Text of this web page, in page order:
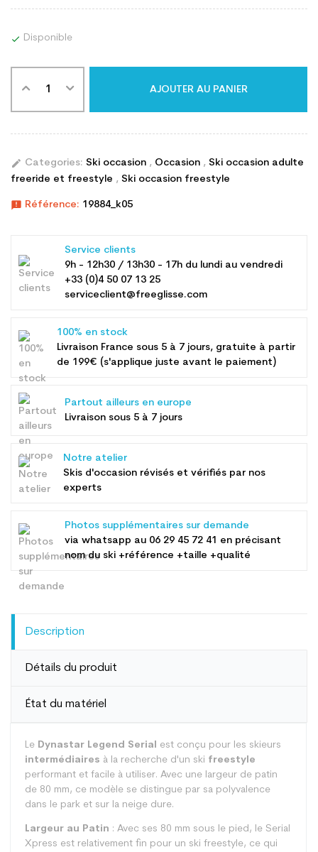
 Disponible
AJOUTER AU PANIER
edit Categories: Ski occasion , Occasion , Ski occasion adulte
freeride et freestyle , Ski occasion freestyle
announcement Référence: 19884_k05
Service clients
9h - 12h30 / 13h30 - 17h du lundi au vendredi
+33 (0)4 50 07 13 25
serviceclient@freeglisse.com
100% en stock
Livraison France sous 5 à 7 jours, gratuite à partir
de 199€ (s'applique juste avant le paiement)
Partout ailleurs en europe
Livraison sous 5 à 7 jours
Notre atelier
Skis d'occasion révisés et vérifiés par nos
experts
Photos supplémentaires sur demande
via whatsapp au 06 29 45 72 41 en précisant
nom du ski +référence +taille +qualité
Description
Détails du produit
État du matériel
Le Dynastar Legend Serial est conçu pour les skieurs
intermédiaires à la recherche d'un ski freestyle
performant et facile à utiliser. Avec une largeur de patin
de 80 mm, ce modèle se distingue par sa polyvalence
dans le park et sur la neige dure.
Largeur au Patin : Avec ses 80 mm sous le pied, le Serial
Xpress est relativement fin pour un ski freestyle, ce qui